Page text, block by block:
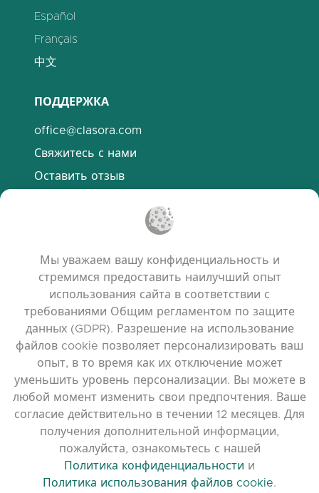
Español
Français
中文
ПОДДЕРЖКА
office@clasora.com
Свяжитесь с нами
Оставить отзыв
Часто задаваемые вопросы
Политика конфиденциальности
Политика использования файлов cookie
Условия использования
Примечания к выпуску
Мы уважаем вашу конфиденциальность и
стремимся предоставить наилучший опыт
использования сайта в соответствии с
требованиями Общим регламентом по защите
данных (GDPR). Разрешение на использование
файлов cookie позволяет персонализировать ваш
опыт, в то время как их отключение может
уменьшить уровень персонализации. Вы можете в
любой момент изменить свои предпочтения. Ваше
согласие действительно в течении 12 месяцев. Для
получения дополнительной информации,
пожалуйста, ознакомьтесь с нашей
Политика конфиденциальности и
Политика использования файлов cookie.